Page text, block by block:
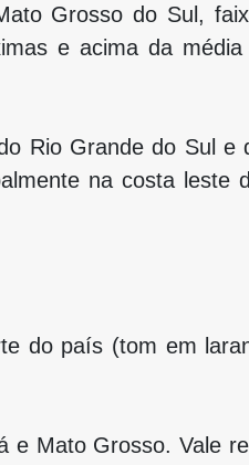
Grosso do Sul,
e acima da
Rio Grande do Sul e
na costa leste
do país (tom em
e Mato Grosso. Vale